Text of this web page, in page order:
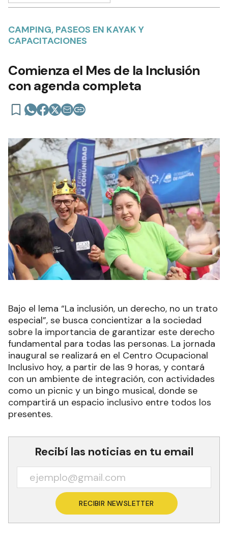
CAMPING, PASEOS EN KAYAK Y
CAPACITACIONES
Comienza el Mes de la Inclusión
con agenda completa
Bajo el lema “La inclusión, un derecho, no un trato
especial”, se busca concientizar a la sociedad
sobre la importancia de garantizar este derecho
fundamental para todas las personas. La jornada
inaugural se realizará en el Centro Ocupacional
Inclusivo hoy, a partir de las 9 horas, y contará
con un ambiente de integración, con actividades
como un picnic y un bingo musical, donde se
compartirá un espacio inclusivo entre todos los
presentes.
Recibí las noticias en tu email
RECIBIR NEWSLETTER